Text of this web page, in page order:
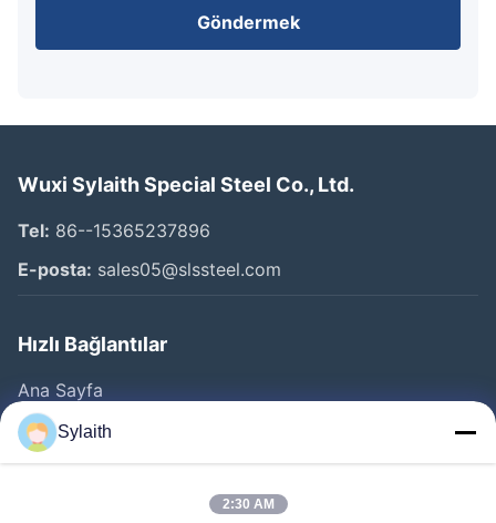
Göndermek
Wuxi Sylaith Special Steel Co., Ltd.
Tel: 86--15365237896
E-posta: sales05@slssteel.com
Hızlı Bağlantılar
Ana Sayfa
Ürünler
VİDEOLAR
Sylaith
2:30 AM